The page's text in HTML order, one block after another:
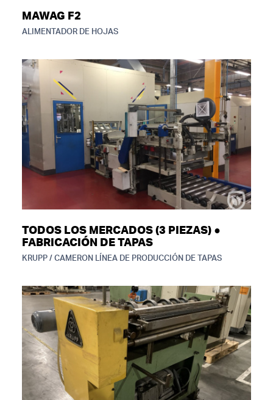
MAWAG F2
ALIMENTADOR DE HOJAS
TODOS LOS MERCADOS (3 PIEZAS) ●
FABRICACIÓN DE TAPAS
KRUPP / CAMERON LÍNEA DE PRODUCCIÓN DE TAPAS